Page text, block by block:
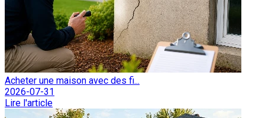
Acheter une maison avec des fi...
2026-07-31
Lire l'article